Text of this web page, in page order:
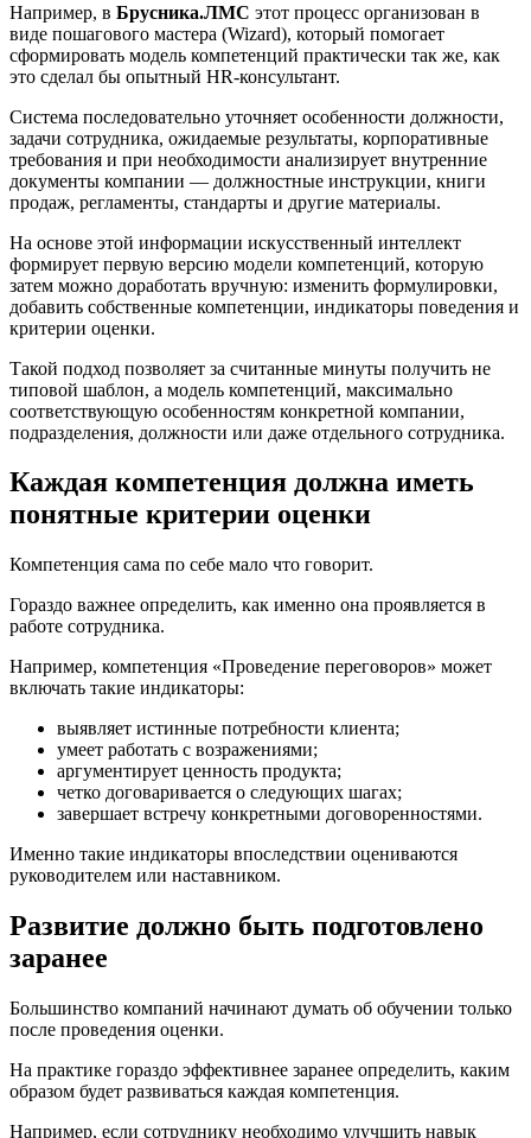
Например, в Брусника.ЛМС этот процесс организован в
виде пошагового мастера (Wizard), который помогает
сформировать модель компетенций практически так же, как
это сделал бы опытный HR-консультант.
Система последовательно уточняет особенности должности,
задачи сотрудника, ожидаемые результаты, корпоративные
требования и при необходимости анализирует внутренние
документы компании — должностные инструкции, книги
продаж, регламенты, стандарты и другие материалы.
На основе этой информации искусственный интеллект
формирует первую версию модели компетенций, которую
затем можно доработать вручную: изменить формулировки,
добавить собственные компетенции, индикаторы поведения и
критерии оценки.
Такой подход позволяет за считанные минуты получить не
типовой шаблон, а модель компетенций, максимально
соответствующую особенностям конкретной компании,
подразделения, должности или даже отдельного сотрудника.
Каждая компетенция должна иметь
понятные критерии оценки
Компетенция сама по себе мало что говорит.
Гораздо важнее определить, как именно она проявляется в
работе сотрудника.
Например, компетенция «Проведение переговоров» может
включать такие индикаторы:
выявляет истинные потребности клиента;
умеет работать с возражениями;
аргументирует ценность продукта;
четко договаривается о следующих шагах;
завершает встречу конкретными договоренностями.
Именно такие индикаторы впоследствии оцениваются
руководителем или наставником.
Развитие должно быть подготовлено
заранее
Большинство компаний начинают думать об обучении только
после проведения оценки.
На практике гораздо эффективнее заранее определить, каким
образом будет развиваться каждая компетенция.
Например, если сотруднику необходимо улучшить навык